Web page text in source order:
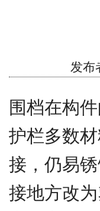
发布
围档在构
护栏多数
接，仍易
接地方改